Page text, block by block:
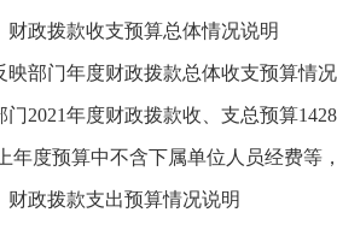
财政拨款收支预算总体情况说明
映部门年度财政拨款总体收支预算情
门2021年度财政拨款收、支总预算
年度预算中不含下属单位人员经费等
财政拨款支出预算情况说明